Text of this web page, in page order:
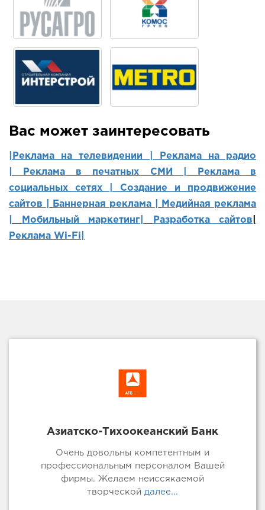
Вас может заинтересовать
|Реклама на телевидении |
Реклама на радио
Реклама в печатных СМИ |
Реклама в
социальных сетях | Создание и продвижение
сайтов
Баннерная реклама |
Медийная реклама
Мобильный маркетинг Разработка сайтов
Реклама Wi-Fi|
Азиатско-Тихоокеанский Банк
Очень довольны компетентным и
профессиональным персоналом Вашей
фирмы. Желаем неиссякаемой
творческой далее...